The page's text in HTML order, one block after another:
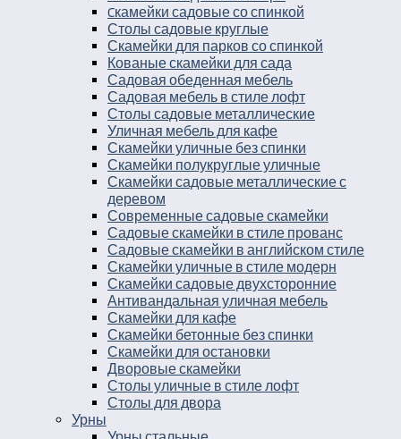
Cкамейки садовые со спинкой
Столы садовые круглые
Скамейки для парков со спинкой
Кованые скамейки для сада
Садовая обеденная мебель
Садовая мебель в стиле лофт
Столы садовые металлические
Уличная мебель для кафе
Скамейки уличные без спинки
Скамейки полукруглые уличные
Скамейки садовые металлические с
деревом
Современные садовые скамейки
Садовые скамейки в стиле прованс
Садовые скамейки в английском стиле
Скамейки уличные в стиле модерн
Скамейки садовые двухсторонние
Антивандальная уличная мебель
Скамейки для кафе
Скамейки бетонные без спинки
Скамейки для остановки
Дворовые скамейки
Столы уличные в стиле лофт
Столы для двора
Урны